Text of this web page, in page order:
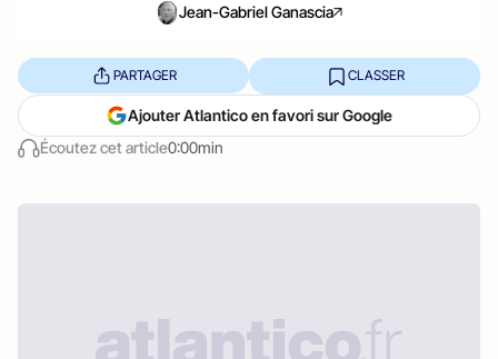
Jean-Gabriel Ganascia
Écoutez cet article0:00min
PARTAGER CLASSER
Ajouter Atlantico en favori sur Google